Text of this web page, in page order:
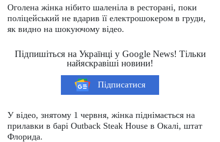
Оголена жінка нібито шаленіла в ресторані, поки
поліцейський не вдарив її електрошокером в груди,
як видно на шокуючому відео.
Підпишіться на Українці у Google News! Тільки
найяскравіші новини!
Підписатися
У відео, знятому 1 червня, жінка піднімається на
прилавки в барі Outback Steak House в Окалі, штат
Флорида.